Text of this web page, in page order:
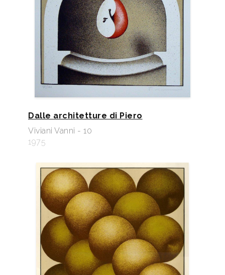
Dalle architetture di Piero
Viviani Vanni - 10
1975